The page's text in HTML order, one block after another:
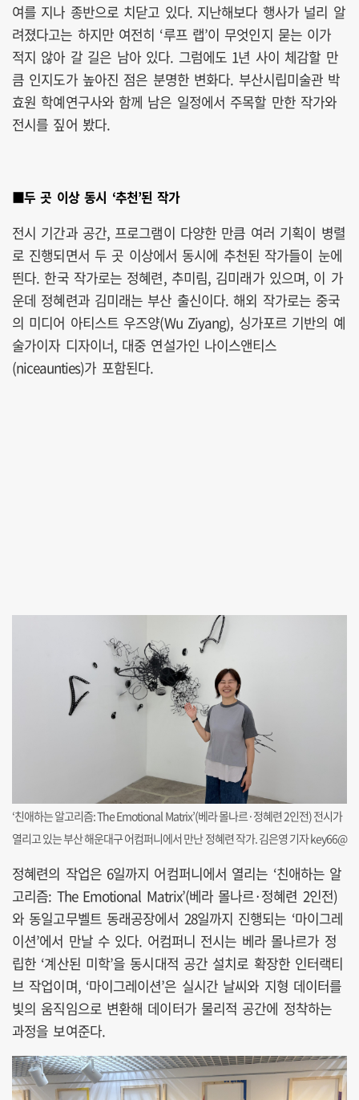
여를 지나 종반으로 치닫고 있다. 지난해보다 행사가 널리 알
려졌다고는 하지만 여전히 ‘루프 랩’이 무엇인지 묻는 이가
적지 않아 갈 길은 남아 있다. 그럼에도 1년 사이 체감할 만
큼 인지도가 높아진 점은 분명한 변화다. 부산시립미술관 박
효원 학예연구사와 함께 남은 일정에서 주목할 만한 작가와
전시를 짚어 봤다.
■두 곳 이상 동시 ‘추천’된 작가
전시 기간과 공간, 프로그램이 다양한 만큼 여러 기획이 병렬
로 진행되면서 두 곳 이상에서 동시에 추천된 작가들이 눈에
띈다. 한국 작가로는 정혜련, 추미림, 김미래가 있으며, 이 가
운데 정혜련과 김미래는 부산 출신이다. 해외 작가로는 중국
의 미디어 아티스트 우즈양(Wu Ziyang), 싱가포르 기반의 예
술가이자 디자이너, 대중 연설가인 나이스앤티스
(niceaunties)가 포함된다.
‘친애하는 알고리즘: The Emotional Matrix’(베라 몰나르·정혜련 2인전) 전시가
열리고 있는 부산 해운대구 어컴퍼니에서 만난 정혜련 작가. 김은영 기자 key66@
정혜련의 작업은 6일까지 어컴퍼니에서 열리는 ‘친애하는 알
고리즘: The Emotional Matrix’(베라 몰나르·정혜련 2인전)
와 동일고무벨트 동래공장에서 28일까지 진행되는 ‘마이그레
이션’에서 만날 수 있다. 어컴퍼니 전시는 베라 몰나르가 정
립한 ‘계산된 미학’을 동시대적 공간 설치로 확장한 인터랙티
브 작업이며, ‘마이그레이션’은 실시간 날씨와 지형 데이터를
빛의 움직임으로 변환해 데이터가 물리적 공간에 정착하는
과정을 보여준다.